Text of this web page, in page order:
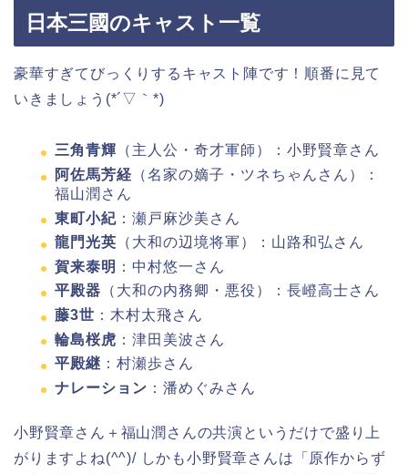
日本三國のキャスト一覧
豪華すぎてびっくりするキャスト陣です！順番に見て
いきましょう(*´▽｀*)
三角青輝 （主人公・奇才軍師）：小野賢章さん
阿佐馬芳経 （名家の嫡子・ツネちゃんさん）：
福山潤さん
東町小紀 ：瀬戸麻沙美さん
龍門光英 （大和の辺境将軍）：山路和弘さん
賀来泰明 ：中村悠一さん
平殿器 （大和の内務卿・悪役）：長嶝高士さん
藤3世 ：木村太飛さん
輪島桜虎 ：津田美波さん
平殿継 ：村瀬歩さん
ナレーション ：潘めぐみさん
小野賢章さん＋福山潤さんの共演というだけで盛り上
がりますよね(^^)/ しかも小野賢章さんは「原作からず